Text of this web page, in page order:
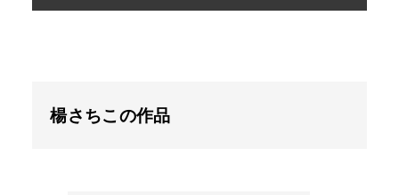
楊さちこの作品